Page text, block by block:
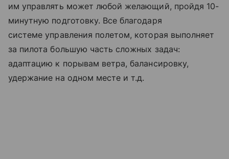
им управлять может любой желающий, пройдя 10-
минутную подготовку. Все благодаря
системе управления полетом, которая выполняет
за пилота большую часть сложных задач:
адаптацию к порывам ветра, балансировку,
удержание на одном месте и т.д.